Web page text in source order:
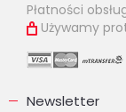
Płatności
Używamy
Newsletter